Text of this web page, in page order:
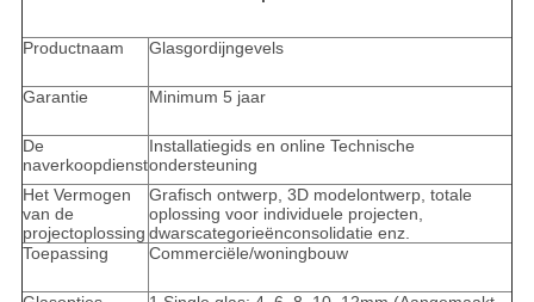
Productnaam Glasgordijngevels
Garantie Minimum 5 jaar
De
naverkoopdienst
Installatiegids en online Technische
ondersteuning
Het Vermogen
van de
projectoplossing
Grafisch ontwerp, 3D modelontwerp, totale
oplossing voor individuele projecten,
dwarscategorieënconsolidatie enz.
Toepassing
Commerciële/woningbouw